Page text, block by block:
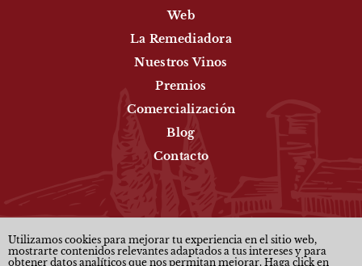
Utilizamos cookies para mejorar tu experiencia en el sitio web,
mostrarte contenidos relevantes adaptados a tus intereses y para
obtener datos analíticos que nos permitan mejorar. Haga click en
Web
La Remediadora
Nuestros Vinos
Premios
Comercialización
Blog
Contacto
Política de privacidad Avisos legales